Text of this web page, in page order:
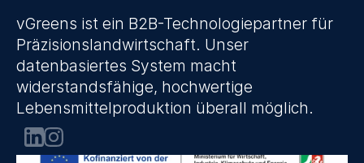
vGreens ist ein B2B-Technologiepartner für
Präzisionslandwirtschaft. Unser
datenbasiertes System macht
widerstandsfähige, hochwertige
Lebensmittelproduktion überall möglich.